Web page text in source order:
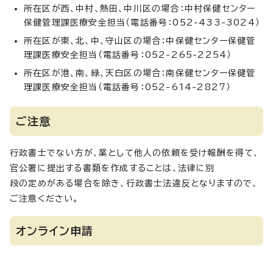
所在区が西、中村、熱田、中川区の場合：中村保健センター
保健管理課医療安全担当（電話番号：052-433-3024）
所在区が東、北、中、守山区の場合：中保健センター保健管
理課医療安全担当（電話番号：052-265-2254）
所在区が港、南、緑、天白区の場合：南保健センター保健管
理課医療安全担当（電話番号：052-614-2827）
ご注意
行政書士でない方が、業として他人の依頼を受け報酬を得て、
官公署に提出する書類を作成することは、法律に別
段の定めがある場合を除き、行政書士法違反となりますので、
ご注意ください。
オンライン申請